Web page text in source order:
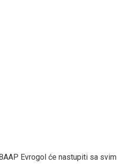
Evrogol će nastupiti sa svim